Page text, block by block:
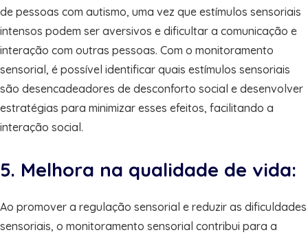
de pessoas com autismo, uma vez que estímulos sensoriais
intensos podem ser aversivos e dificultar a comunicação e
interação com outras pessoas. Com o monitoramento
sensorial, é possível identificar quais estímulos sensoriais
são desencadeadores de desconforto social e desenvolver
estratégias para minimizar esses efeitos, facilitando a
interação social.
5. Melhora na qualidade de vida:
Ao promover a regulação sensorial e reduzir as dificuldades
sensoriais, o monitoramento sensorial contribui para a